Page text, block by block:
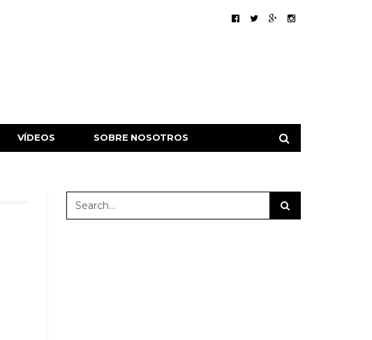
VÍDEOS SOBRE NOSOTROS